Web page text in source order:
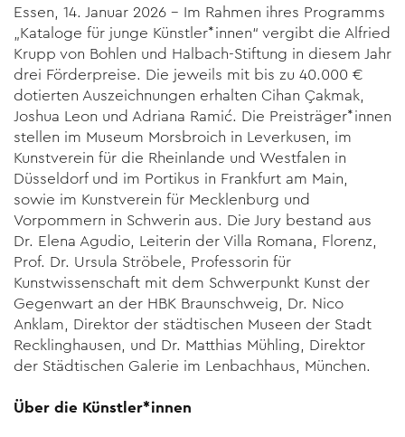
Essen, 14. Januar 2026 – Im Rahmen ihres Programms
„Kataloge für junge Künstler*innen“ vergibt die Alfried
Krupp von Bohlen und Halbach-Stiftung in diesem Jahr
drei Förderpreise. Die jeweils mit bis zu 40.000 €
dotierten Auszeichnungen erhalten Cihan Çakmak,
Joshua Leon und Adriana Ramić. Die Preisträger*innen
stellen im Museum Morsbroich in Leverkusen, im
Kunstverein für die Rheinlande und Westfalen in
Düsseldorf und im Portikus in Frankfurt am Main,
sowie im Kunstverein für Mecklenburg und
Vorpommern in Schwerin aus. Die Jury bestand aus
Dr. Elena Agudio, Leiterin der Villa Romana, Florenz,
Prof. Dr. Ursula Ströbele, Professorin für
Kunstwissenschaft mit dem Schwerpunkt Kunst der
Gegenwart an der HBK Braunschweig, Dr. Nico
Anklam, Direktor der städtischen Museen der Stadt
Recklinghausen, und Dr. Matthias Mühling, Direktor
der Städtischen Galerie im Lenbachhaus, München.
Über die Künstler*innen